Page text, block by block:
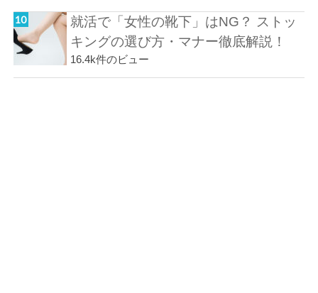
就活で「女性の靴下」はNG？ ストッ
キングの選び方・マナー徹底解説！
16.4k件のビュー